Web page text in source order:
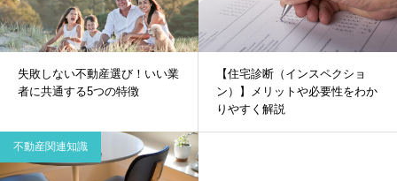
失敗しない不動産選び！いい業
者に共通する5つの特徴
【住宅診断（インスペクショ
ン）】メリットや必要性をわか
りやすく解説
不動産関連知識